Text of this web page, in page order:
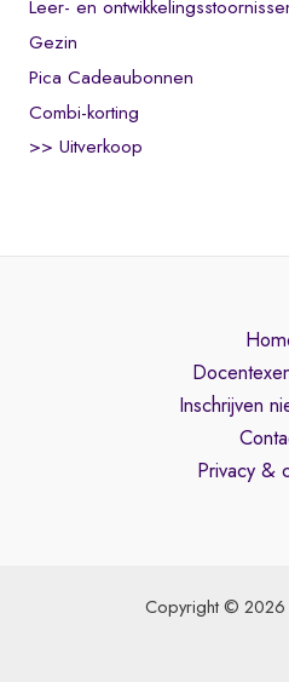
Leer- en
Gezin
Pica Cadeaubonnen
Combi-korting
>> Uitverkoop
Inschrijven
Privacy &
Copyright © 2026